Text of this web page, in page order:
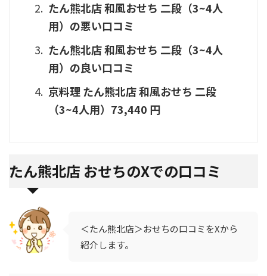
たん熊北店 和風おせち 二段（3~4人
用）の悪い口コミ
たん熊北店 和風おせち 二段（3~4人
用）の良い口コミ
京料理 たん熊北店 和風おせち 二段
（3~4人用）73,440 円
たん熊北店 おせちのXでの口コミ
＜たん熊北店＞おせちの口コミをXから
紹介します。